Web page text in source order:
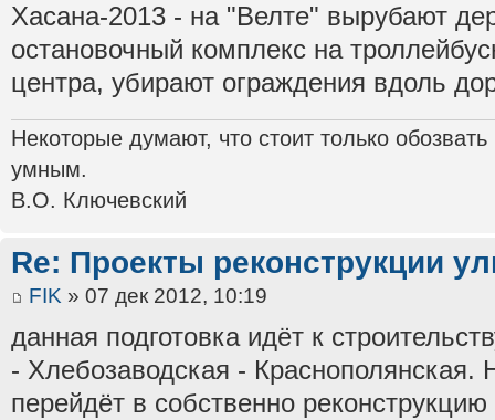
Хасана-2013 - на "Велте" вырубают
остановочный комплекс на
центра, убирают ограждения вдоль
Некоторые думают, что стоит только
умным.
В.О. Ключевский
Re: Проекты реконструкции
FIK » 07 дек 2012, 10:19
данная подготовка идёт к
- Хлебозаводская - Краснополянская.
перейдёт в собственно